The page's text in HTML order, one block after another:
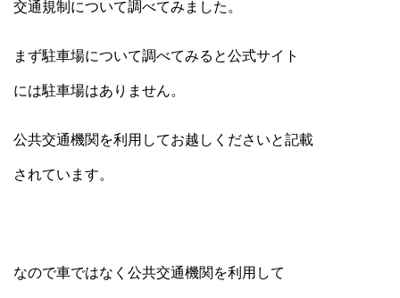
交通規制について調べてみました。
まず駐車場について調べてみると公式サイト
には駐車場はありません。
公共交通機関を利用してお越しくださいと記載
されています。
なので車ではなく公共交通機関を利用して